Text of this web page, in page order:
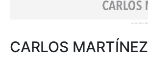
CARLOS MARTÍNEZ